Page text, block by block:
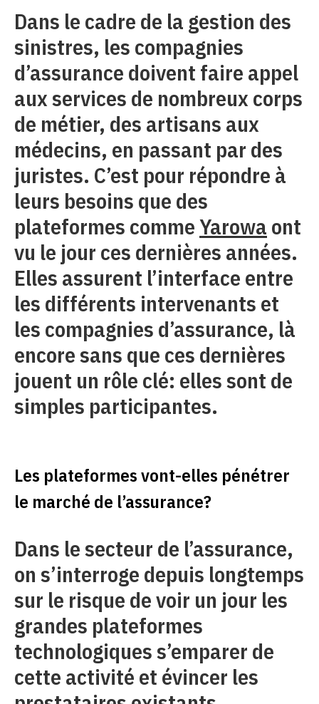
Dans le cadre de la gestion des
sinistres, les compagnies
d’assurance doivent faire appel
aux services de nombreux corps
de métier, des artisans aux
médecins, en passant par des
juristes. C’est pour répondre à
leurs besoins que des
plateformes commeYarowa ont
vu le jour ces dernières années.
Elles assurent l’interface entre
les différents intervenants et
les compagnies d’assurance, là
encore sans que ces dernières
jouent un rôle clé: elles sont de
simples participantes.
Les plateformes vont-elles pénétrer
le marché de l’assurance?
Dans le secteur de l’assurance,
on s’interroge depuis longtemps
sur le risque de voir un jour les
grandes plateformes
technologiques s’emparer de
cette activité et évincer les